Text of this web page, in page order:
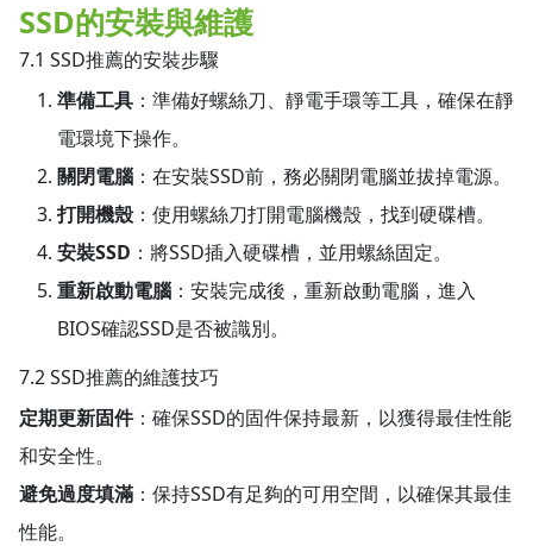
SSD的安裝與維護
7.1 SSD推薦的安裝步驟
準備工具 ：準備好螺絲刀、靜電手環等工具，確保在靜
電環境下操作。
關閉電腦 ：在安裝SSD前，務必關閉電腦並拔掉電源。
打開機殼：使用螺絲刀打開電腦機殼，找到硬碟槽。
安裝SSD ：將SSD插入硬碟槽，並用螺絲固定。
重新啟動電腦 ：安裝完成後，重新啟動電腦，進入
BIOS確認SSD是否被識別。
7.2 SSD推薦的維護技巧
定期更新固件：確保SSD的固件保持最新，以獲得最佳性能
和安全性。
避免過度填滿 ：保持SSD有足夠的可用空間，以確保其最佳
性能。